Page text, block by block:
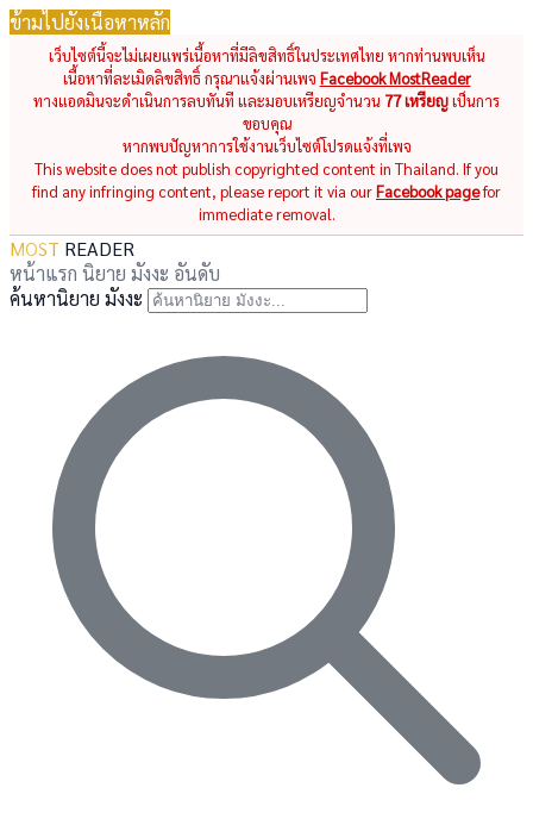
ข้ามไปยังเนื้อหาหลัก
เว็บไซต์นี้จะไม่เผยแพร่เนื้อหาที่มีลิขสิทธิ์ในประเทศไทย หากท่านพบเห็น
เนื้อหาที่ละเมิดลิขสิทธิ์ กรุณาแจ้งผ่านเพจ Facebook MostReader
ทางแอดมินจะดำเนินการลบทันที และมอบเหรียญจำนวน 77 เหรียญเป็นการ
ขอบคุณ
หากพบปัญหาการใช้งานเว็บไซต์โปรดแจ้งที่เพจ
This website does not publish copyrighted content in Thailand. If you
find any infringing content, please report it via ourFacebook pagefor
immediate removal.
MOST READER
หน้าแรก นิยาย มังงะ อันดับ
ค้นหานิยาย มังงะ